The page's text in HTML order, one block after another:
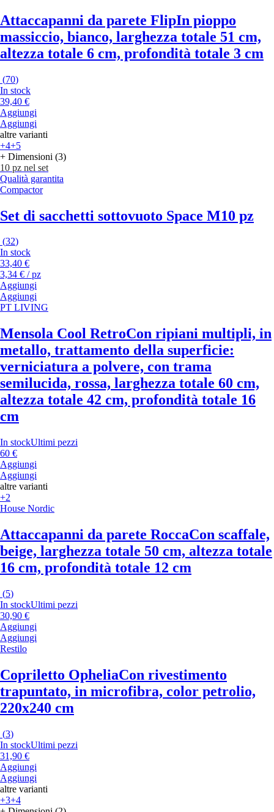
Attaccapanni da parete FlipIn pioppo
massiccio, bianco, larghezza totale 51 cm,
altezza totale 6 cm, profondità totale 3 cm
(70)
In stock
39,40 €
Aggiungi
Aggiungi
altre varianti
+4+5
+ Dimensioni (3)
10 pz nel set
Qualità garantita
Compactor
Set di sacchetti sottovuoto Space M10 pz
(32)
In stock
33,40 €
3,34 € / pz
Aggiungi
Aggiungi
PT LIVING
Mensola Cool RetroCon ripiani multipli, in
metallo, trattamento della superficie:
verniciatura a polvere, con trama
semilucida, rossa, larghezza totale 60 cm,
altezza totale 42 cm, profondità totale 16
cm
In stockUltimi pezzi
60 €
Aggiungi
Aggiungi
altre varianti
+2
House Nordic
Attaccapanni da parete RoccaCon scaffale,
beige, larghezza totale 50 cm, altezza totale
16 cm, profondità totale 12 cm
(5)
In stockUltimi pezzi
30,90 €
Aggiungi
Aggiungi
Restilo
Copriletto OpheliaCon rivestimento
trapuntato, in microfibra, color petrolio,
220x240 cm
(3)
In stockUltimi pezzi
31,90 €
Aggiungi
Aggiungi
altre varianti
+3+4